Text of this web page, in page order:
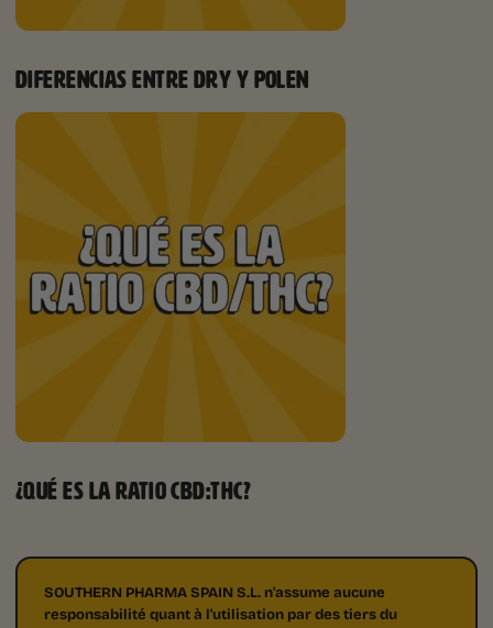
DIFERENCIAS ENTRE DRY Y POLEN
¿QUÉ ES LA RATIO CBD:THC?
SOUTHERN PHARMA SPAIN S.L. n'assume aucune
responsabilité quant à l'utilisation par des tiers du